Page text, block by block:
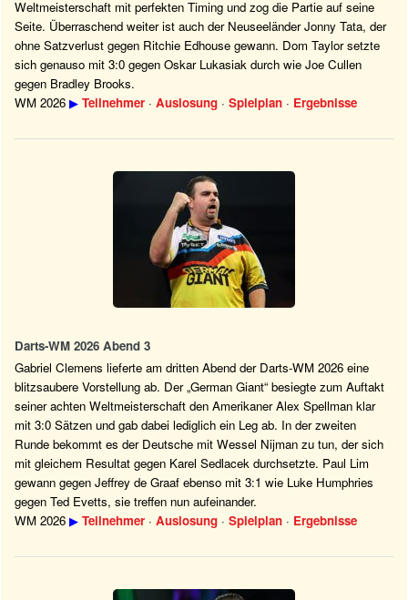
Weltmeisterschaft mit perfekten Timing und zog die Partie auf seine
Seite. Überraschend weiter ist auch der Neuseeländer Jonny Tata, der
ohne Satzverlust gegen Ritchie Edhouse gewann. Dom Taylor setzte
sich genauso mit 3:0 gegen Oskar Lukasiak durch wie Joe Cullen
gegen Bradley Brooks.
WM 2026 ▶ Teilnehmer · Auslosung · Spielplan · Ergebnisse
Darts-WM 2026 Abend 3
Gabriel Clemens lieferte am dritten Abend der Darts-WM 2026 eine
blitzsaubere Vorstellung ab. Der „German Giant“ besiegte zum Auftakt
seiner achten Weltmeisterschaft den Amerikaner Alex Spellman klar
mit 3:0 Sätzen und gab dabei lediglich ein Leg ab. In der zweiten
Runde bekommt es der Deutsche mit Wessel Nijman zu tun, der sich
mit gleichem Resultat gegen Karel Sedlacek durchsetzte. Paul Lim
gewann gegen Jeffrey de Graaf ebenso mit 3:1 wie Luke Humphries
gegen Ted Evetts, sie treffen nun aufeinander.
WM 2026 ▶ Teilnehmer · Auslosung · Spielplan · Ergebnisse